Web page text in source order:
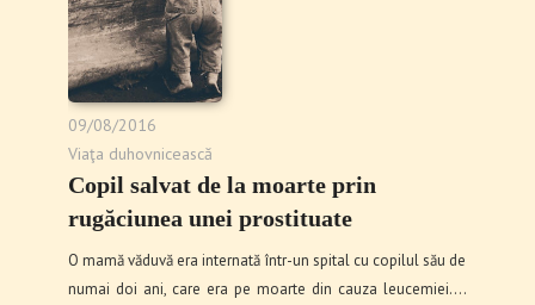
09/08/2016
Viaţa duhovnicească
Copil salvat de la moarte prin
rugăciunea unei prostituate
O mamă văduvă era internată într-un spital cu copilul său de
numai doi ani, care era pe moarte din cauza leucemiei.…